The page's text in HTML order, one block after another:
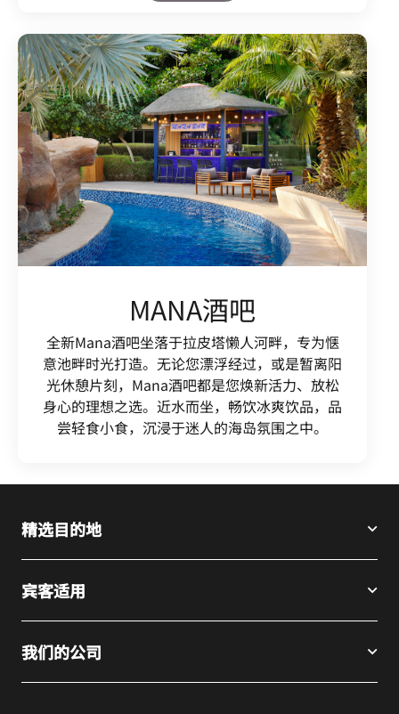
MANA酒吧
全新Mana酒吧坐落于拉皮塔懒人河畔，专为惬
意池畔时光打造。无论您漂浮经过，或是暂离阳
光休憩片刻，Mana酒吧都是您焕新活力、放松
身心的理想之选。近水而坐，畅饮冰爽饮品，品
尝轻食小食，沉浸于迷人的海岛氛围之中。
精选目的地
宾客适用
我们的公司